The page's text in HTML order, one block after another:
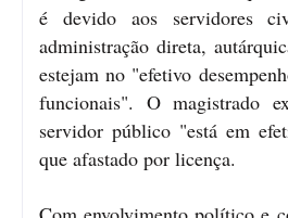
é devido aos servidores
administração direta,
estejam no "efetivo
funcionais". O magistrado
servidor público "está em
que afastado por licença.